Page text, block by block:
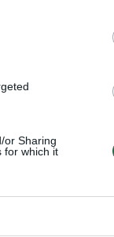
or Sharing
for which it
kurią
būtent per
svečiams
džiazo